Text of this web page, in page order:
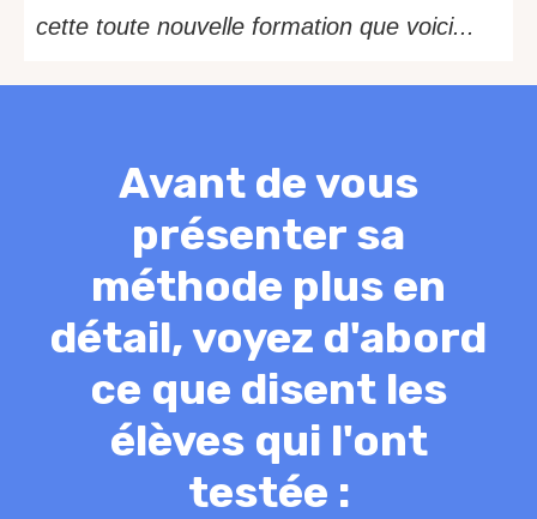
cette toute nouvelle formation que voici...
Avant de vous
présenter sa
méthode plus en
détail, voyez d'abord
ce que disent les
élèves qui l'ont
testée :